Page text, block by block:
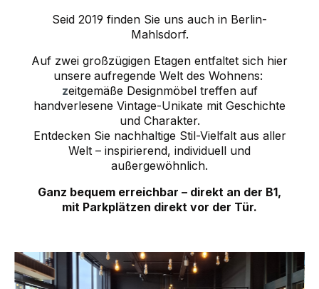
Seid 2019 finden Sie uns auch in Berlin-
Mahlsdorf.
Auf zwei großzügigen Etagen entfaltet sich hier
unsere aufregende Welt des Wohnens:
zeitgemäße Designmöbel treffen auf
handverlesene Vintage-Unikate mit Geschichte
und Charakter.
Entdecken Sie nachhaltige Stil-Vielfalt aus aller
Welt – inspirierend, individuell und
außergewöhnlich.
Ganz bequem erreichbar – direkt an der B1,
mit Parkplätzen direkt vor der Tür.
Bildergalerie überspringen